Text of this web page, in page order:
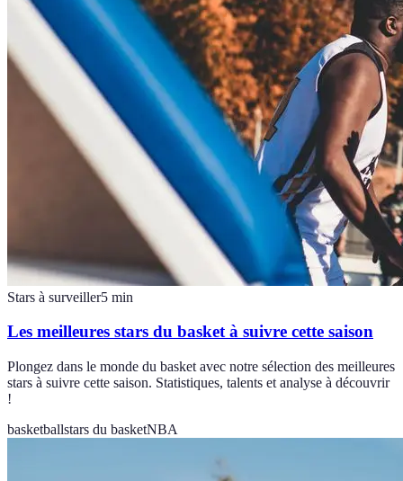
Stars à surveiller5 min
Les meilleures stars du basket à suivre cette saison
Plongez dans le monde du basket avec notre sélection des meilleures
stars à suivre cette saison. Statistiques, talents et analyse à découvrir
!
basketballstars du basketNBA